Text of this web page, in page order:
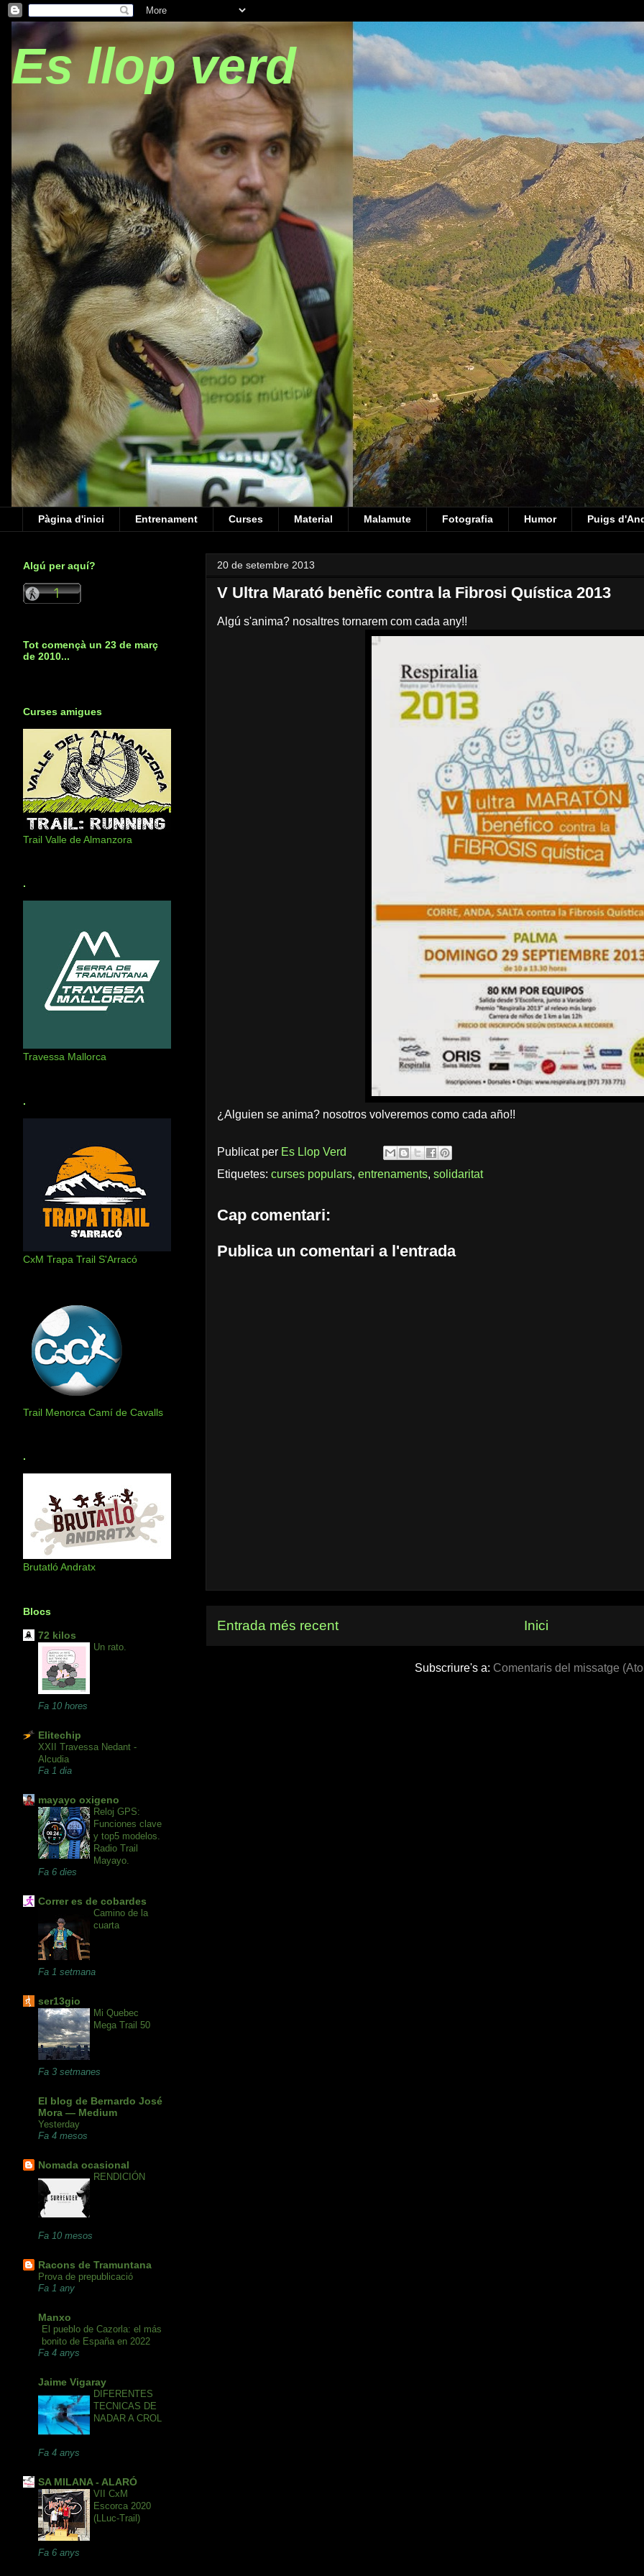
Es llop verd
Pàgina d'inici Entrenament Curses Material Malamute Fotografia Humor Puigs
20 de setembre 2013
V Ultra Marató benèfic contra la Fibrosi Quística 2013
Algú s'anima? nosaltres tornarem com cada any!!
¿Alguien se anima? nosotros volveremos como cada año!!
Publicat per Es Llop Verd
Etiquetes: curses populars, entrenaments, solidaritat
Cap comentari:
Publica un comentari a l'entrada
Entrada més recent Inici
Subscriure's a: Comentaris del missatge
Algú per aquí?
Tot començà un 23 de març
de 2010...
Curses amigues
Trail Valle de Almanzora
.
Travessa Mallorca
.
CxM Trapa Trail S'Arracó
Trail Menorca Camí de Cavalls
.
Brutatló Andratx
Blocs
72 kilos
Un rato.
Fa 10 hores
Elitechip
XXII Travessa Nedant -
Alcudia
Fa 1 dia
mayayo oxigeno
Reloj GPS:
Funciones clave
y top5 modelos.
Radio Trail
Mayayo.
Fa 6 dies
Correr es de cobardes
Camino de la
cuarta
Fa 1 setmana
ser13gio
Mi Quebec
Mega Trail 50
Fa 3 setmanes
El blog de Bernardo José
Mora — Medium
Yesterday
Fa 4 mesos
Nomada ocasional
RENDICIÓN
Fa 10 mesos
Racons de Tramuntana
Prova de prepublicació
Fa 1 any
Manxo
El pueblo de Cazorla: el más
bonito de España en 2022
Fa 4 anys
Jaime Vigaray
DIFERENTES
TECNICAS DE
NADAR A CROL
Fa 4 anys
SA MILANA - ALARÓ
VII CxM
Escorca 2020
(LLuc-Trail)
Fa 6 anys